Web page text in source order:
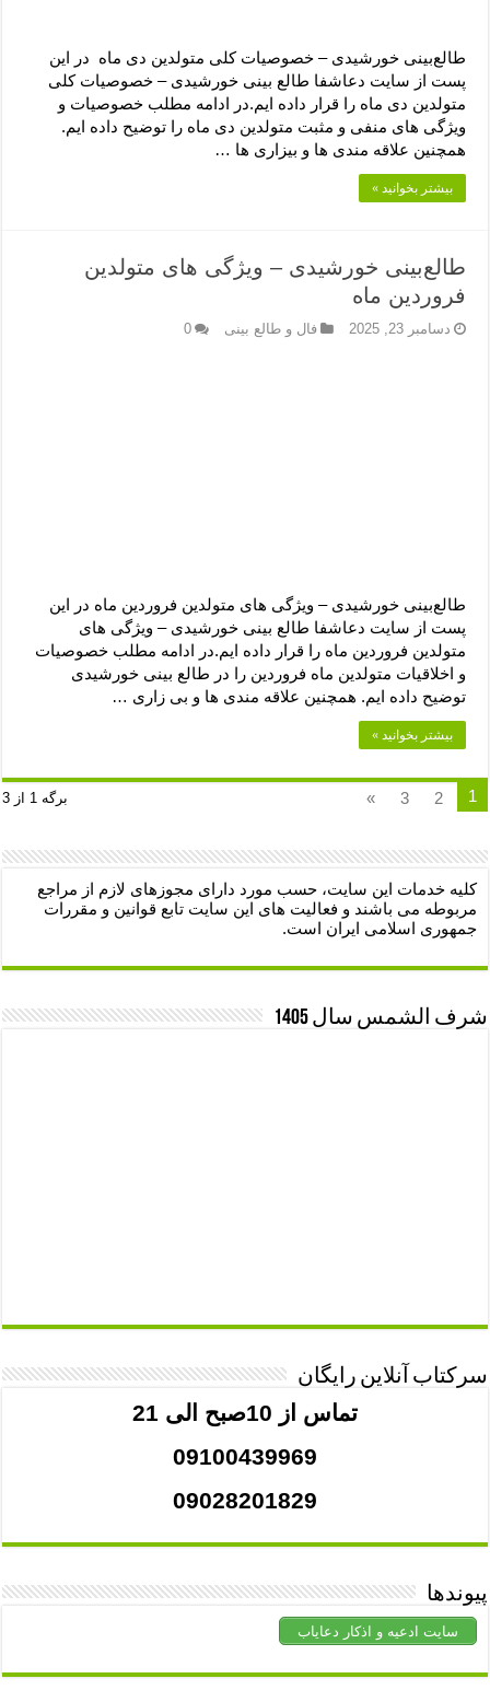
طالع‌بینی خورشیدی – خصوصیات کلی متولدین دی ماه در این
پست از سایت دعاشفا طالع بینی خورشیدی – خصوصیات کلی
متولدین دی ماه را قرار داده ایم.در ادامه مطلب خصوصیات و
ویژگی های منفی و مثبت متولدین دی ماه را توضیح داده ایم.
همچنین علاقه مندی ها و بیزاری ها …
بیشتر بخوانید »
طالع‌بینی خورشیدی – ویژگی های متولدین
فروردین ماه
دسامبر 23, 2025 فال و طالع بینی 0
طالع‌بینی خورشیدی – ویژگی های متولدین فروردین ماه در این
پست از سایت دعاشفا طالع بینی خورشیدی – ویژگی های
متولدین فروردین ماه را قرار داده ایم.در ادامه مطلب خصوصیات
و اخلاقیات متولدین ماه فروردین را در طالع بینی خورشیدی
توضیح داده ایم. همچنین علاقه مندی ها و بی زاری …
بیشتر بخوانید »
برگه 1 از 3 1
2
3
»
کلیه خدمات این سایت، حسب مورد دارای مجوزهای لازم از مراجع
مربوطه می باشند و فعالیت های این سایت تابع قوانین و مقررات
جمهوری اسلامی ایران است.
شرف الشمس سال 1405
سرکتاب آنلاین رایگان
تماس از 10صبح الی 21
09100439969
09028201829
پیوندها
سایت ادعیه و اذکار دعایاب